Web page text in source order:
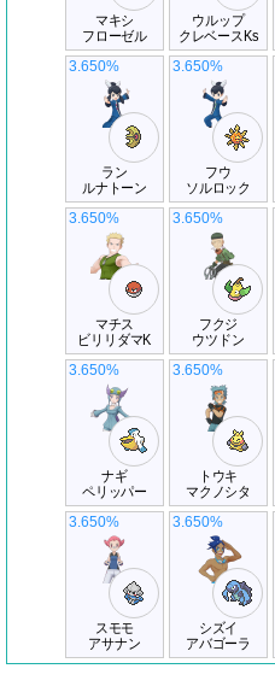
マキシ
フローゼル
ウルップ
クレベースKs
ラン
ルナトーン
3.650%
フウ
ソルロック
3.650%
マチス
ビリリダマK
3.650%
フクジ
ウツドン
3.650%
ナギ
ペリッパー
3.650%
トウキ
マクノシタ
3.650%
スモモ
アサナン
3.650%
シズイ
アバゴーラ
3.650%